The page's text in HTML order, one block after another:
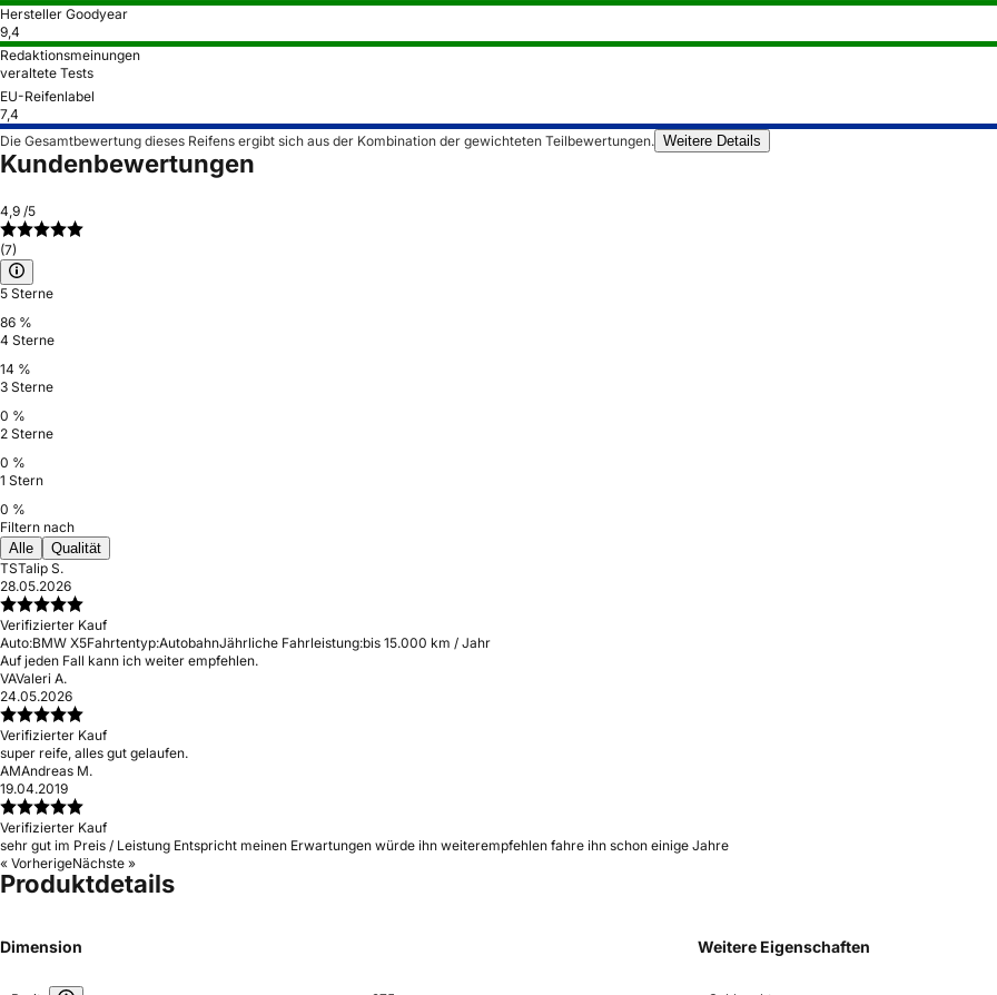
Hersteller Goodyear
9,4
Redaktionsmeinungen
veraltete Tests
EU-Reifenlabel
7,4
Die Gesamtbewertung dieses Reifens ergibt sich aus der Kombination der gewichteten Teilbewertungen. Weitere Details
Kundenbewertungen
4,9 /5
(7)
5 Sterne
86 %
4 Sterne
14 %
3 Sterne
0 %
2 Sterne
0 %
1 Stern
0 %
Filtern nach
Alle
Qualität
TSTalip S.
28.05.2026
Verifizierter Kauf
Auto:BMW X5Fahrtentyp:AutobahnJährliche Fahrleistung:bis 15.000 km / Jahr
Auf jeden Fall kann ich weiter empfehlen.
VAValeri A.
24.05.2026
Verifizierter Kauf
super reife, alles gut gelaufen.
AMAndreas M.
19.04.2019
Verifizierter Kauf
sehr gut im Preis / Leistung Entspricht meinen Erwartungen würde ihn weiterempfehlen fahre ihn schon einige Jahre
« VorherigeNächste »
Produktdetails
Dimension Weitere Eigenschaften